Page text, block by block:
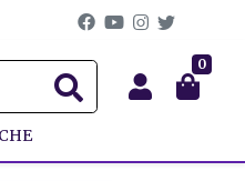
0